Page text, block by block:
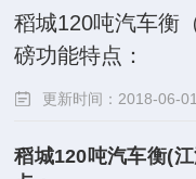
稻城120吨汽车衡
磅功能特点：
更新时间：2018-06-01
稻城120吨汽车衡(